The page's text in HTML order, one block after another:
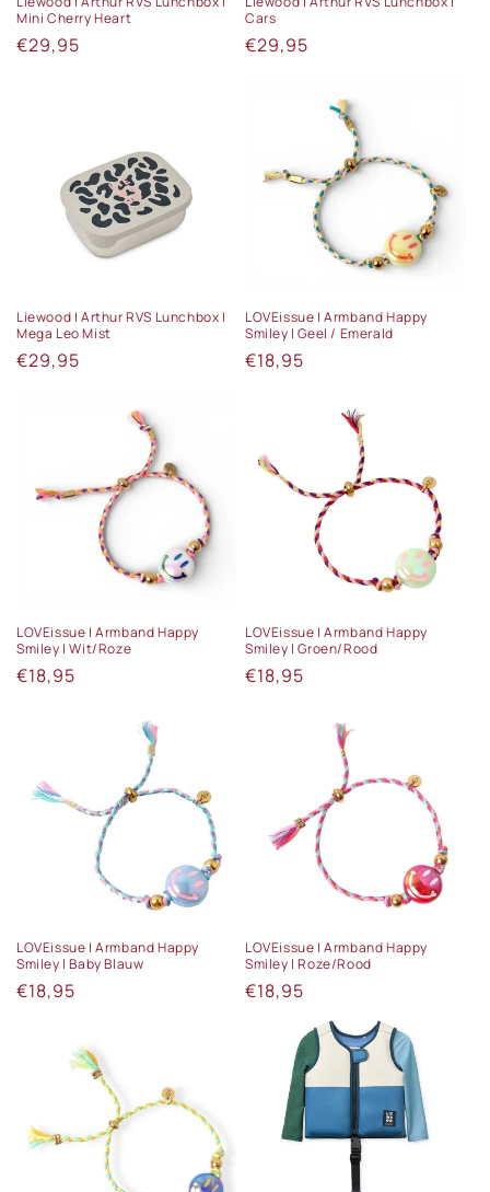
Mini Cherry Heart
Normale
€29,95
Cars
Normale
€29,95
Liewood | Arthur RVS Lunchbox |
Mega Leo Mist
Normale
€29,95
LOVEissue | Armband Happy
Smiley | Geel / Emerald
Normale
€18,95
LOVEissue | Armband Happy
Smiley | Wit/Roze
Normale
€18,95
LOVEissue | Armband Happy
Smiley | Groen/Rood
Normale
€18,95
LOVEissue | Armband Happy
Smiley | Baby Blauw
Normale
€18,95
LOVEissue | Armband Happy
Smiley | Roze/Rood
Normale
€18,95